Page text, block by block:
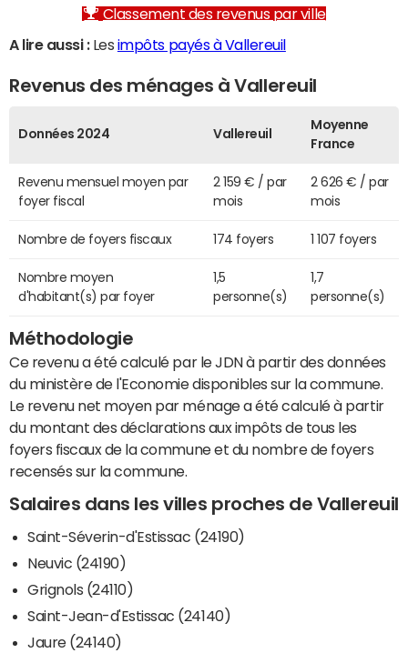
Classement des revenus par ville
A lire aussi :Les impôts payés à Vallereuil
Revenus des ménages à Vallereuil
Données 2024 Vallereuil
Moyenne
France
Revenu mensuel moyen par
foyer fiscal
2 159 € / par
mois
2 626 € / par
mois
Nombre de foyers fiscaux 174 foyers 1 107 foyers
Nombre moyen
d'habitant(s) par foyer
1,5
personne(s)
1,7
personne(s)
Méthodologie
Ce revenu a été calculé par le JDN à partir des données
du ministère de l'Economie disponibles sur la commune.
Le revenu net moyen par ménage a été calculé à partir
du montant des déclarations aux impôts de tous les
foyers fiscaux de la commune et du nombre de foyers
recensés sur la commune.
Salaires dans les villes proches de Vallereuil
Saint-Séverin-d'Estissac (24190)
Neuvic (24190)
Grignols (24110)
Saint-Jean-d'Estissac (24140)
Jaure (24140)